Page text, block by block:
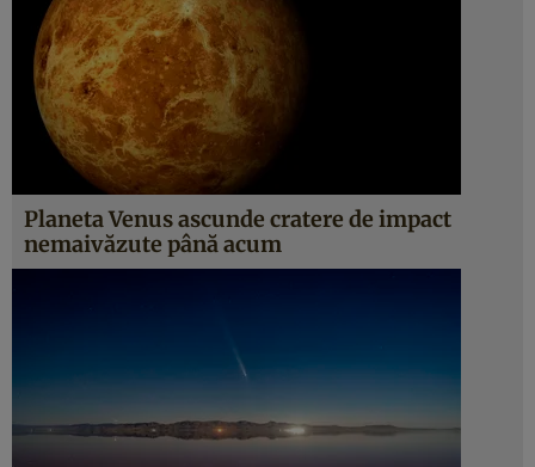
Planeta Venus ascunde cratere de impact
nemaivăzute până acum